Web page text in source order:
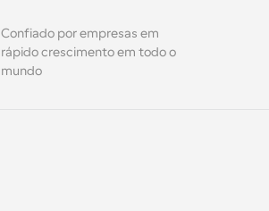
Confiado por empresas em
rápido crescimento em todo o
mundo